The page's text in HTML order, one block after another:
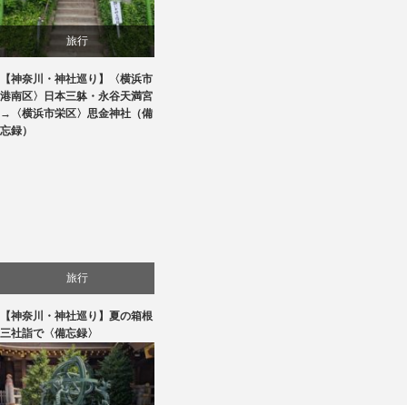
旅行
【神奈川・神社巡り】〈横浜市
港南区〉日本三躰・永谷天満宮
→〈横浜市栄区〉思金神社（備
忘録）
旅行
【神奈川・神社巡り】夏の箱根
三社詣で〈備忘録〉